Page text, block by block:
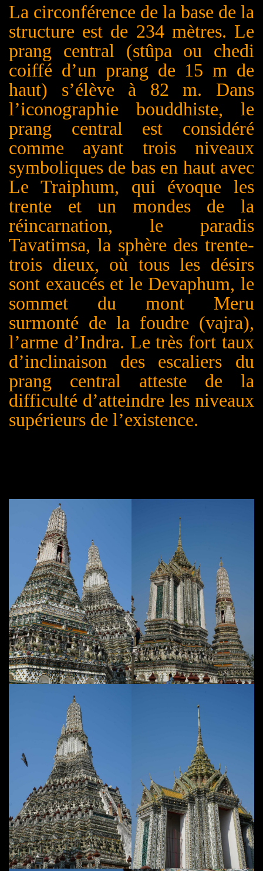
La circonférence de la base de la
structure est de 234 mètres. Le
prang central (stûpa ou chedi
coiffé d’un prang de 15 m de
haut) s’élève à 82 m. Dans
l’iconographie bouddhiste, le
prang central est considéré
comme ayant trois niveaux
symboliques de bas en haut avec
Le Traiphum, qui évoque les
trente et un mondes de la
réincarnation, le paradis
Tavatimsa, la sphère des trente-
trois dieux, où tous les désirs
sont exaucés et le Devaphum, le
sommet du mont Meru
surmonté de la foudre (vajra),
l’arme d’Indra. Le très fort taux
d’inclinaison des escaliers du
prang central atteste de la
difficulté d’atteindre les niveaux
supérieurs de l’existence.